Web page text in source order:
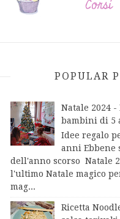
POPULAR
Natale 2024
bambini di 5
Idee regalo
anni Ebbene
dell'anno scorso Natale
l'ultimo Natale magico
mag...
Ricetta